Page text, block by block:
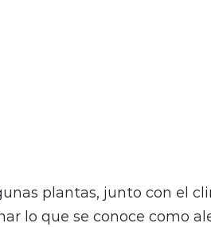
plantas, junto con el
lo que se conoce como